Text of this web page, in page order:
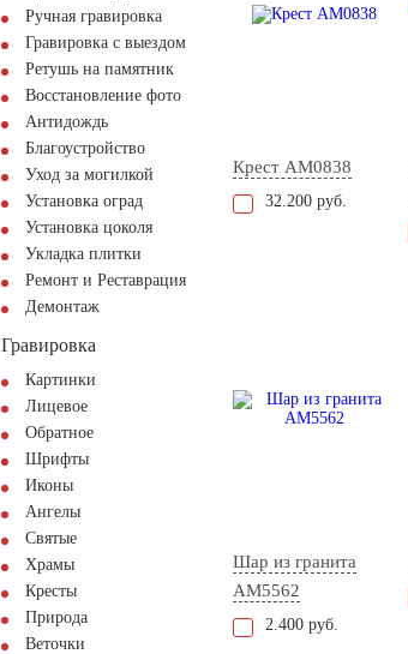
Ручная гравировка
Гравировка с выездом
Ретушь на памятник
Восстановление фото
Антидождь
Благоустройство
Уход за могилкой
Установка оград
Установка цоколя
Укладка плитки
Ремонт и Реставрация
Демонтаж
Гравировка
Картинки
Лицевое
Обратное
Шрифты
Иконы
Ангелы
Святые
Храмы
Кресты
Природа
Веточки
Крест AM0838
32.200 руб.
Шар из гранита
AM5562
2.400 руб.